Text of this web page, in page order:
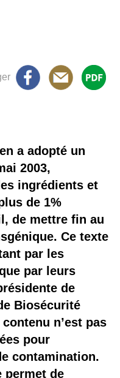
a adopté un
2003,
ingrédients et
de 1%
de mettre fin au
Ce texte
par les
par leurs
de
Biosécurité
n’est pas
pour
contamination.
permet de